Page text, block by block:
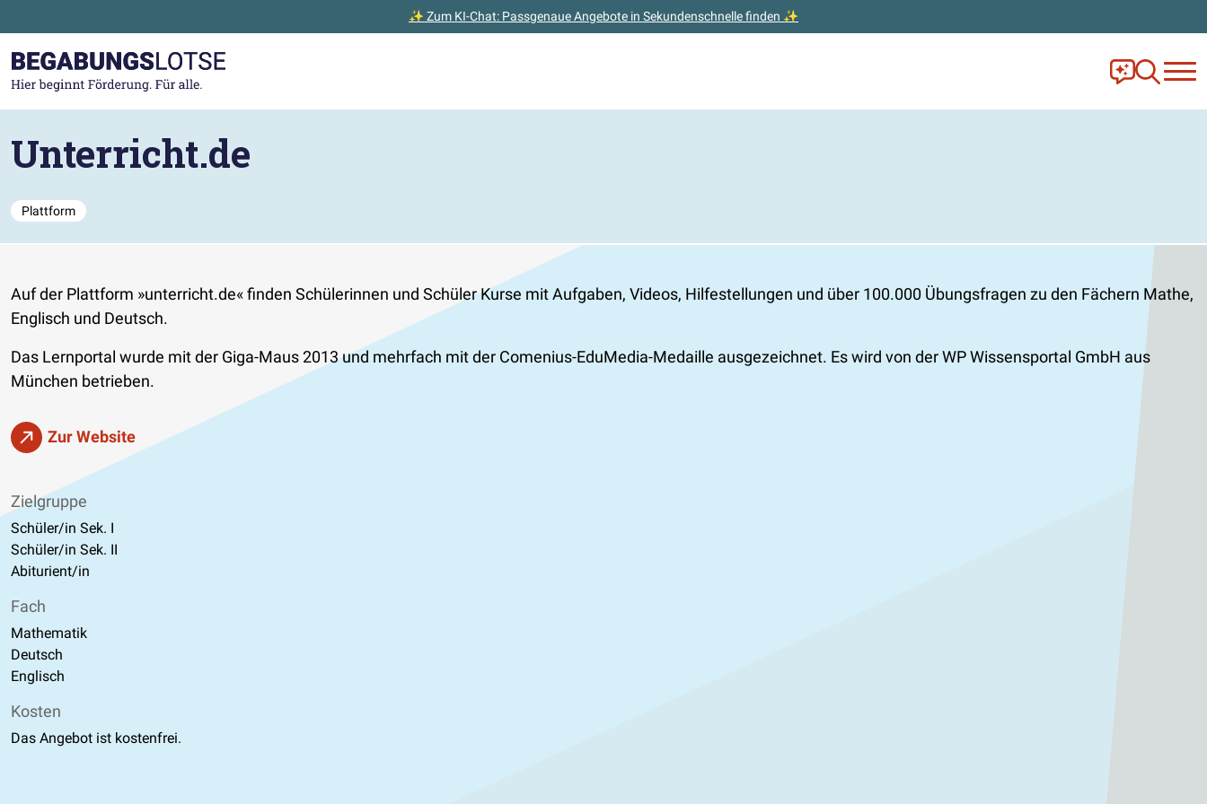
✨ Zum KI-Chat: Passgenaue Angebote in Sekundenschnelle finden ✨
Zur Startseite gehen
Frag Ella!
Zur
Unterricht.de
Plattform
Auf der Plattform »unterricht.de« finden Schülerinnen und Schüler Kurse mit Aufgaben, Videos, Hilfestellungen und über 100.000 Übungsfragen zu den Fächern Mathe,
Englisch und Deutsch.
Das Lernportal wurde mit der Giga-Maus 2013 und mehrfach mit der Comenius-EduMedia-Medaille ausgezeichnet. Es wird von der WP Wissensportal GmbH aus
München betrieben.
Zur Website
Zielgruppe
Schüler/in Sek. I
Schüler/in Sek. II
Abiturient/in
Fach
Mathematik
Deutsch
Englisch
Kosten
Das Angebot ist kostenfrei.